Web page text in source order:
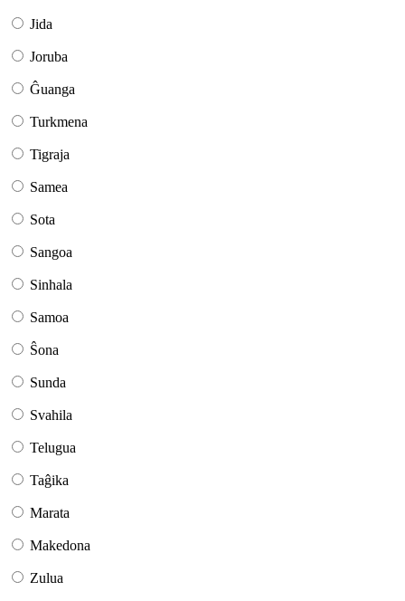
Jida
Joruba
Ĝuanga
Turkmena
Tigraja
Samea
Sota
Sangoa
Sinhala
Samoa
Ŝona
Sunda
Svahila
Telugua
Taĝika
Marata
Makedona
Zulua